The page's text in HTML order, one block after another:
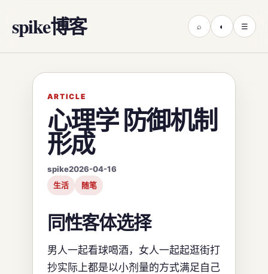
spike博客 ⌕ ◐ ☰
ARTICLE
心理学 防御机制
形成
spike2026-04-16
生活 随笔
同性客体选择
男人一起看球喝酒，女人一起起逛街打
抄实际上都是以小剂量的方式满足自己